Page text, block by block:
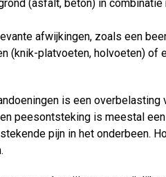
(asfalt, beton) in
afwijkingen, zoals een
(knik-platvoeten, holvoeten) of
is een overbelasting
peesontsteking is meestal
pijn in het onderbeen.